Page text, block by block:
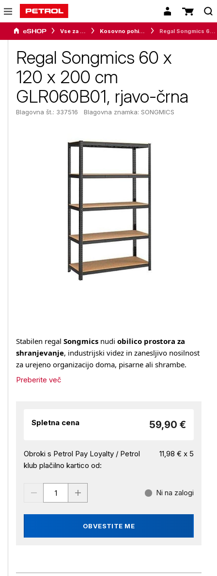
Vse za dom Kosovno pohištvo
Regal Songmics 60 x
120 x 200 cm
GLR060B01, rjavo-črna
Blagovna št.: 337516 Blagovna znamka: SONGMICS
Stabilen regal Songmics nudi obilico prostora za
shranjevanje, industrijski videz in zanesljivo nosilnost
za urejeno organizacijo doma, pisarne ali shrambe.
Preberite več
Spletna cena 59,90 €
Obroki s Petrol Pay Loyalty / Petrol
klub plačilno kartico od:
11,98 € x 5
OBVESTITE ME
Ni na zalogi